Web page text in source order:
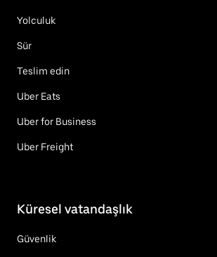
Yolculuk
Sür
Teslim edin
Uber Eats
Uber for Business
Uber Freight
Küresel vatandaşlık
Güvenlik